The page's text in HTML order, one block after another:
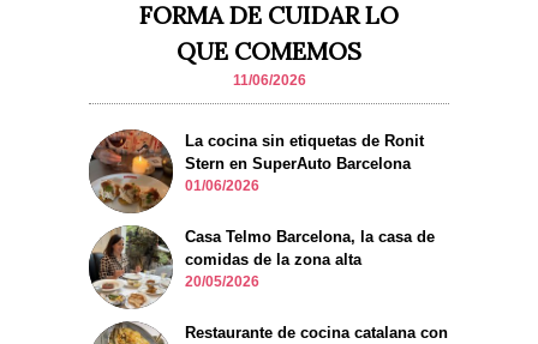
FORMA DE CUIDAR LO
QUE COMEMOS
11/06/2026
La cocina sin etiquetas de Ronit
Stern en SuperAuto Barcelona
01/06/2026
Casa Telmo Barcelona, la casa de
comidas de la zona alta
20/05/2026
Restaurante de cocina catalana con